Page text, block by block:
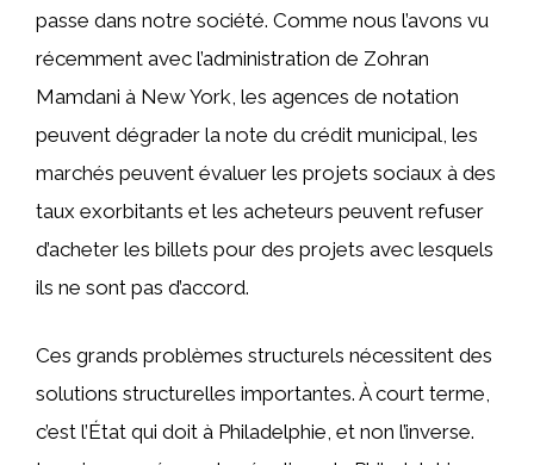
passe dans notre société. Comme nous l’avons vu
récemment avec l’administration de Zohran
Mamdani à New York, les agences de notation
peuvent dégrader la note du crédit municipal, les
marchés peuvent évaluer les projets sociaux à des
taux exorbitants et les acheteurs peuvent refuser
d’acheter les billets pour des projets avec lesquels
ils ne sont pas d’accord.
Ces grands problèmes structurels nécessitent des
solutions structurelles importantes. À court terme,
c’est l’État qui doit à Philadelphie, et non l’inverse.